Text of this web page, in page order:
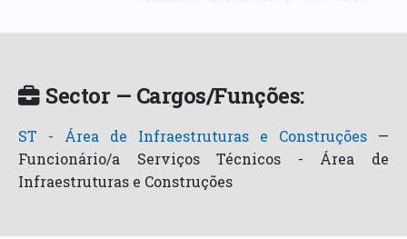
Sector — Cargos/Funções:
ST - Área de Infraestruturas e Construções
—
Funcionário/a Serviços Técnicos - Área de
Infraestruturas e Construções